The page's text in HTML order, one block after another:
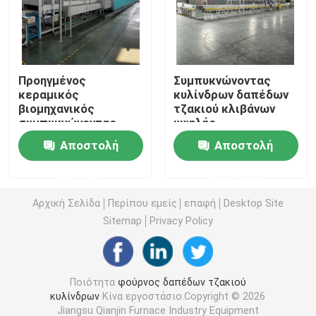
φούρνος ζωνών πλέγματος
Φούρνος τύπων παραθύρων
φούρνος σωλήνων
κλίβανος σηράγγων
φούρνος κιβωτίων ατμόσφαιρας
Ανοπτώντας φούρνος
Προηγμένος
κεραμικός
βιομηχανικός
συμπυκνώνοντας
φούρνος θερμικής
επεξεργασίας
υλικών υψηλής
Αποστολή
Συμπυκνώνοντας
κυλίνδρων δαπέδων
τζακιού κλιβάνων
υψηλής
θερμοκρασίας υλικό
καθόδων και ανόδων
θερμικής
Αποστολή
Αρχική Σελίδα Περίπου εμείς επαφή
Desktop Site
Sitemap
Privacy Policy
Ποιότητα φούρνος δαπέδων τζακιού
κυλίνδρων Κίνα εργοστάσιο.Copyright © 2026
Jiangsu Qianjin Furnace Industry Equipment